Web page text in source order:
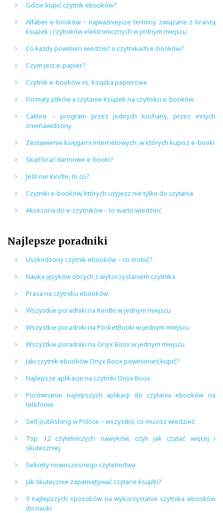
Gdzie kupić czytnik ebooków?
Alfabet e-booków – najważniejsze terminy związane z branżą
książek i czytników elektronicznych w jednym miejscu
Co każdy powinien wiedzieć o czytnikach e-booków?
Czym jest e-papier?
Czytnik e-booków vs. książka papierowa
Formaty plików a czytanie książek na czytniku e-booków
Calibre – program przez jednych kochany, przez innych
znienawidzony
Zestawienie księgarni internetowych, w których kupisz e-booki
Skąd brać darmowe e-booki?
Jeśli nie Kindle, to co?
Czytniki e-booków, których użyjesz nie tylko do czytania
Akcesoria do e-czytników – to warto wiedzieć
Najlepsze poradniki
Uszkodzony czytnik ebooków – co zrobić?
Nauka języków obcych z wykorzystaniem czytnika
Prasa na czytniku ebooków
Wszystkie poradniki na Kindle w jednym miejscu
Wszystkie poradniki na PocketBooki w jednym miejscu
Wszystkie poradniki na Onyx Boox w jednym miejscu
Jaki czytnik ebooków Onyx Boox powinieneś kupić?
Najlepsze aplikacje na czytniki Onyx Boox
Porównanie najlepszych aplikacji do czytania ebooków na
telefonie
Self publishing w Polsce – wszystko, co musisz wiedzieć
Top 12 czytelniczych nawyków, czyli jak czytać więcej i
skuteczniej
Sekrety nowoczesnego czytelnictwa
Jak skutecznie zapamiętywać czytane książki?
9 najlepszych sposobów na wykorzystanie czytnika ebooków
do nauki